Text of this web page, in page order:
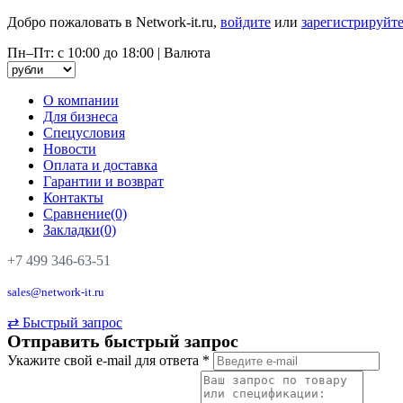
Добро пожаловать в Network-it.ru, войдите или
Пн–Пт: с 10:00 до 18:00 | Валюта
О компании
Для бизнеса
Спецусловия
Новости
Оплата и доставка
Гарантии и возврат
Контакты
Сравнение(0)
Закладки(0)
+7 499 346-63-51
sales@network-it.ru
⇄ Быстрый запрос
Отправить быстрый запрос
Укажите свой e-mail для ответа *